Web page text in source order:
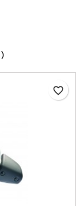
favorite_border